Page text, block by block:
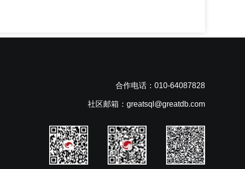
合作电话：010-64087828
社区邮箱：greatsql@greatdb.com